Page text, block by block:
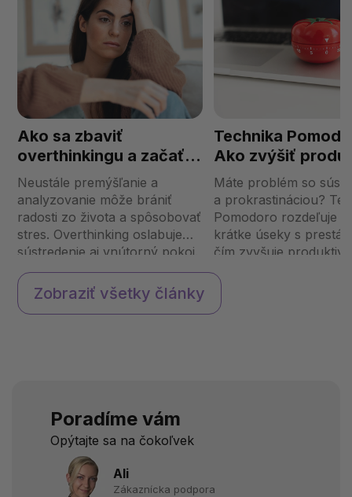
Ako sa zbaviť
overthinkingu a začať
žiť v prítomnosti?
Neustále premýšľanie a
analyzovanie môže brániť
radosti zo života a spôsobovať
stres. Overthinking oslabuje
sústredenie aj vnútorný pokoj.
Ako sa ho zbaviť, upokojiť
myseľ a začať žiť naplno v
prítomnom okamihu? Čo je
Technika
Ako zvýšiť
a sústredenie?
Máte problém so
a prokrastináciou?
Pomodoro rozdeľuje
krátke úseky s
čím zvyšuje
nastaviť časové bloky,
pracovali efektívnejšie
Zobraziť všetky články
Poradíme vám
Opýtajte sa na čokoľvek
Ali
Zákaznícka podpora